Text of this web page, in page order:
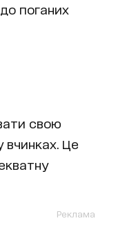
поганих
свою
вчинках. Це
Реклама